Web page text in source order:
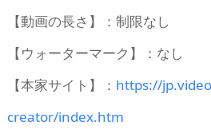
【動画の長さ】：制限なし
【ウォーターマーク】：なし
【本家サイト】： https://
creator/index.htm